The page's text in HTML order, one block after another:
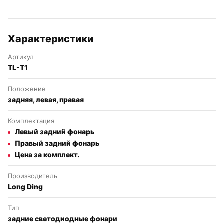
Характеристики
Артикул
TL-T1
Положение
задняя, левая, правая
Комплектация
Левый задний фонарь
Правый задний фонарь
Цена за комплект.
Производитель
Long Ding
Тип
задние светодиодные фонари